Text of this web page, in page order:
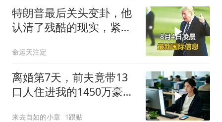
特朗普最后关头变卦，他
认清了残酷的现实，紧急
命运天注定
离婚第7天，前夫竟带13
口人住进我的1450万豪
来去自如的小章 1跟贴